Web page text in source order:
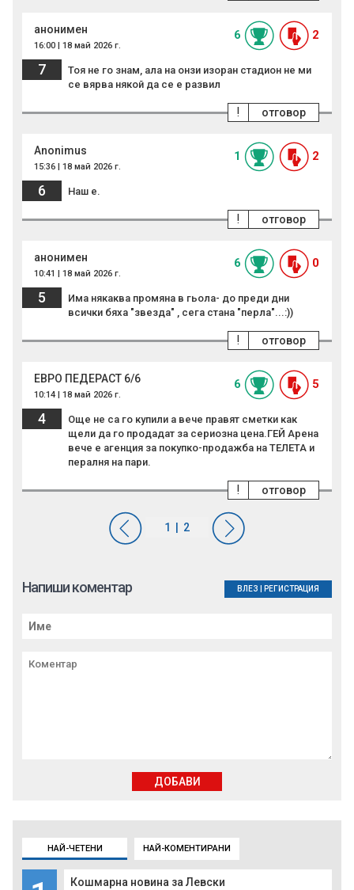
НАЙ-ЧЕТЕНИ НАЙ-КОМЕНТИРАНИ
Кошмарна новина за Левски
анонимен
16:00 | 18 май 2026 г.
6 2
7
Тоя не го знам, ала на онзи изоран стадион не ми
се вярва някой да се е развил
отговор
!
Anonimus
15:36 | 18 май 2026 г.
1 2
6 Наш е.
отговор
!
анонимен
10:41 | 18 май 2026 г.
6 0
5
Има някаква промяна в гьола- до преди дни
всички бяха "звезда" , сега стана "перла"...:))
отговор
!
ЕВРО ПЕДЕРАСТ 6/6
10:14 | 18 май 2026 г.
6 5
4
Още не са го купили а вече правят сметки как
щели да го продадат за сериозна цена.ГЕЙ Арена
вече е агенция за покупко-продажба на ТЕЛЕТА и
пералня на пари.
отговор
!
Напиши коментар ВЛЕЗ РЕГИСТРАЦИЯ
ДОБАВИ